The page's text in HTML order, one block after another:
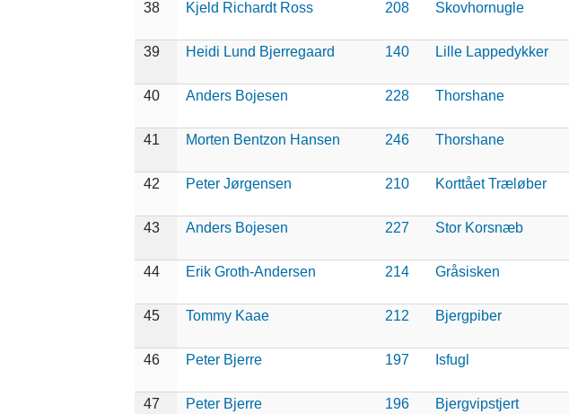
38
Kjeld Richardt Ross 208 Skovhornugle
39
Heidi Lund Bjerregaard 140 Lille Lappedykker
40
Anders Bojesen 228 Thorshane
41
Morten Bentzon Hansen 246 Thorshane
42
Peter Jørgensen 210 Korttået Træløber
43
Anders Bojesen 227 Stor Korsnæb
44
Erik Groth-Andersen 214 Gråsisken
45
Tommy Kaae 212 Bjergpiber
46
Peter Bjerre 197 Isfugl
47
Peter Bjerre 196 Bjergvipstjert